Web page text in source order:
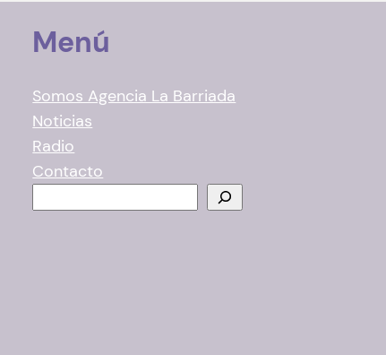
Menú
Somos Agencia La Barriada
Noticias
Radio
Contacto